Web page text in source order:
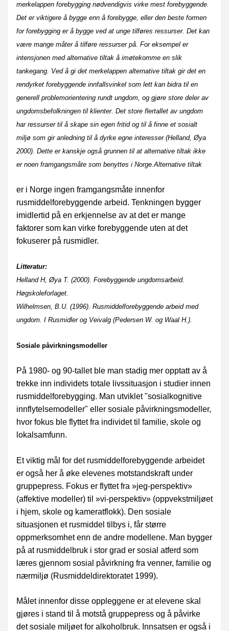
merkelappen forebygging nødvendigvis virke mest forebyggende.
Det er viktigere å bygge enn å forebygge, eller den beste formen
for forebygging er å bygge ved at unge tilføres ressurser. Det kan
være mange måter å tilføre ressurser på. For eksempel er
intensjonen med alternative tiltak å imøtekomme en slik
tankegang. Ved å gi det merkelappen alternative tiltak gir det en
rendyrket forebyggende innfallsvinkel som lett kan bidra til en
generell problemorientering rundt ungdom, og gjøre store deler av
ungdomsbefolkningen til klienter. Det store flertallet av ungdom
har ressurser til å skape sin egen fritid og til å finne et sosialt
miljø som gir anledning til å dyrke egne interesser (Helland, Øya
2000). Dette er kanskje også grunnen til at alternative tiltak ikke
er noen framgangsmåte som benyttes i Norge.Alternative tiltak
er i Norge ingen framgangsmåte innenfor
rusmiddelforebyggende arbeid. Tenkningen bygger
imidlertid på en erkjennelse av at det er mange
faktorer som kan virke forebyggende uten at det
fokuserer på rusmidler.
Litteratur:
Helland H, Øya T. (2000). Forebyggende ungdomsarbeid.
Høgskoleforlaget.
Wilhelmsen, B.U. (1996). Rusmiddelforebyggende arbeid med
ungdom. I Rusmidler og Veivalg (Pedersen W. og Waal H.).
Sosiale påvirkningsmodeller
På 1980- og 90-tallet ble man stadig mer opptatt av å
trekke inn individets totale livssituasjon i studier innen
rusmiddelforebygging. Man utviklet "sosialkognitive
innflytelsemodeller" eller sosiale påvirkningsmodeller,
hvor fokus ble flyttet fra individet til familie, skole og
lokalsamfunn.
Et viktig mål for det rusmiddelforebyggende arbeidet
er også her å øke elevenes motstandskraft under
gruppepress. Fokus er flyttet fra »jeg-perspektiv»
(affektive modeller) til »vi-perspektiv» (oppvekstmiljøet
i hjem, skole og kameratflokk). Den sosiale
situasjonen et rusmiddel tilbys i, får større
oppmerksomhet enn de andre modellene. Man bygger
på at rusmiddelbruk i stor grad er sosial atferd som
læres gjennom sosial påvirkning fra venner, familie og
nærmiljø (Rusmiddeldirektoratet 1999).
Målet innenfor disse oppleggene er at elevene skal
gjøres i stand til å motstå gruppepress og å påvirke
det sosiale miljøet for alkoholbruk. Innsatsen er også i